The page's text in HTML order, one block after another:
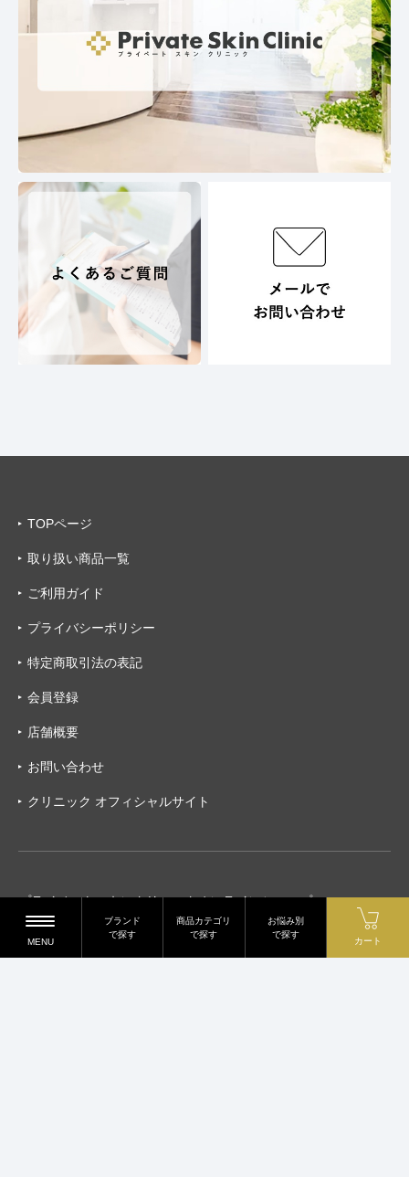
プライベートスキンクリニックオンラインショップ
〒540-0012 大阪府大阪市中央区谷町2-7-4
TOPページ
取り扱い商品一覧
ご利用ガイド
プライバシーポリシー
特定商取引法の表記
会員登録
店舗概要
お問い合わせ
クリニック オフィシャルサイト
MENU
ブランド
で探す
商品カテゴリ
で探す
お悩み別
で探す
カート